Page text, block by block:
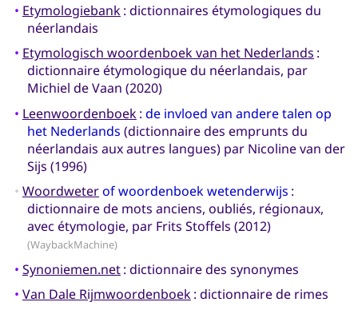
• Etymologiebank: dictionnaires étymologiques du
néerlandais
• Etymologisch woordenboek van het Nederlands :
dictionnaire étymologique du néerlandais, par
Michiel de Vaan (2020)
• Leenwoordenboek: de invloed van andere talen op
het Nederlands (dictionnaire des emprunts du
néerlandais aux autres langues) par Nicoline van der
Sijs (1996)
• Woordweterof woordenboek wetenderwijs :
dictionnaire de mots anciens, oubliés, régionaux,
avec étymologie, par Frits Stoffels (2012)
(WaybackMachine)
• Synoniemen.net: dictionnaire des synonymes
• Van Dale Rijmwoordenboek: dictionnaire de rimes